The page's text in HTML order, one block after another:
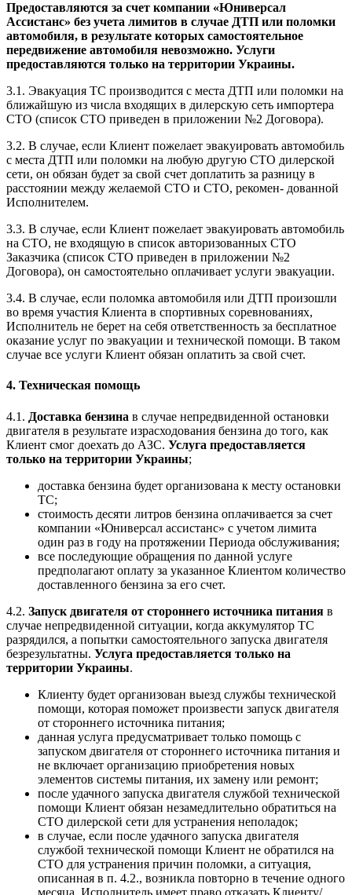
Предоставляются за счет компании «Юниверсал
Ассистанс» без учета лимитов в случае ДТП или поломки
автомобиля, в результате которых самостоятельное
передвижение автомобиля невозможно. Услуги
предоставляются только на территории Украины.
3.1. Эвакуация ТС производится с места ДТП или поломки на
ближайшую из числа входящих в дилерскую сеть импортера
СТО (список СТО приведен в приложении №2 Договора).
3.2. В случае, если Клиент пожелает эвакуировать автомобиль
с места ДТП или поломки на любую другую СТО дилерской
сети, он обязан будет за свой счет доплатить за разницу в
расстоянии между желаемой СТО и СТО, рекомен- дованной
Исполнителем.
3.3. В случае, если Клиент пожелает эвакуировать автомобиль
на СТО, не входящую в список авторизованных СТО
Заказчика (список СТО приведен в приложении №2
Договора), он самостоятельно оплачивает услуги эвакуации.
3.4. В случае, если поломка автомобиля или ДТП произошли
во время участия Клиента в спортивных соревнованиях,
Исполнитель не берет на себя ответственность за бесплатное
оказание услуг по эвакуации и технической помощи. В таком
случае все услуги Клиент обязан оплатить за свой счет.
4. Техническая помощь
4.1. Доставка бензина в случае непредвиденной остановки
двигателя в результате израсходования бензина до того, как
Клиент смог доехать до АЗС. Услуга предоставляется
только на территории Украины;
доставка бензина будет организована к месту остановки
ТС;
стоимость десяти литров бензина оплачивается за счет
компании «Юниверсал ассистанс» с учетом лимита
один раз в году на протяжении Периода обслуживания;
все последующие обращения по данной услуге
предполагают оплату за указанное Клиентом количество
доставленного бензина за его счет.
4.2. Запуск двигателя от стороннего источника питания в
случае непредвиденной ситуации, когда аккумулятор ТС
разрядился, а попытки самостоятельного запуска двигателя
безрезультатны. Услуга предоставляется только на
территории Украины.
Клиенту будет организован выезд службы технической
помощи, которая поможет произвести запуск двигателя
от стороннего источника питания;
данная услуга предусматривает только помощь с
запуском двигателя от стороннего источника питания и
не включает организацию приобретения новых
элементов системы питания, их замену или ремонт;
после удачного запуска двигателя службой технической
помощи Клиент обязан незамедлительно обратиться на
СТО дилерской сети для устранения неполадок;
в случае, если после удачного запуска двигателя
службой технической помощи Клиент не обратился на
СТО для устранения причин поломки, а ситуация,
описанная в п. 4.2., возникла повторно в течение одного
месяца, Исполнитель имеет право отказать Клиенту/